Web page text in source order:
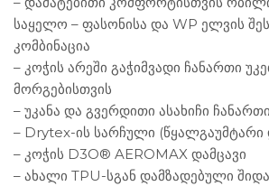
საყელო – ფასონისა და WP ელვის
კომბინაცია
– კოჭის არეში გაჭიმვადი ჩანართი
მორგებისთვის
– უკანა და გვერდითი ასახიჩი ჩანართი
– Drytex-ის სარჩული (წყალგაუმტარი
– კოჭის D3O® AEROMAX დამცავი
– ახალი TPU-სგან დამზადებული